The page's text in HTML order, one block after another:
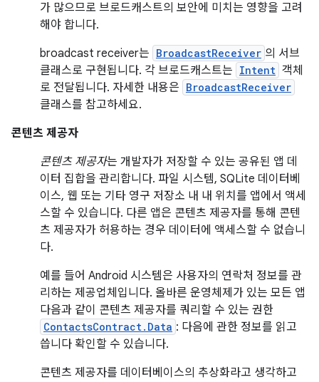
가 많으므로 브로드캐스트의 보안에 미치는 영향을 고려
해야 합니다.
broadcast receiver는 BroadcastReceiver 의 서브
클래스로 구현됩니다. 각 브로드캐스트는 Intent 객체
로 전달됩니다. 자세한 내용은 BroadcastReceiver
클래스를 참고하세요.
콘텐츠 제공자
콘텐츠 제공자는 개발자가 저장할 수 있는 공유된 앱 데
이터 집합을 관리합니다. 파일 시스템, SQLite 데이터베
이스, 웹 또는 기타 영구 저장소 내 내 위치를 앱에서 액세
스할 수 있습니다. 다른 앱은 콘텐츠 제공자를 통해 콘텐
츠 제공자가 허용하는 경우 데이터에 액세스할 수 없습니
다.
예를 들어 Android 시스템은 사용자의 연락처 정보를 관
리하는 제공업체입니다. 올바른 운영체제가 있는 모든 앱
다음과 같이 콘텐츠 제공자를 쿼리할 수 있는 권한
ContactsContract.Data : 다음에 관한 정보를 읽고
씁니다 확인할 수 있습니다.
콘텐츠 제공자를 데이터베이스의 추상화라고 생각하고